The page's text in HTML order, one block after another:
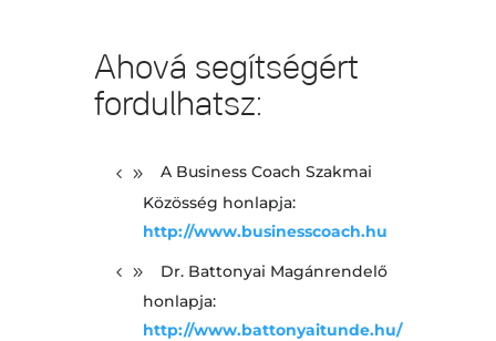
Ahová segítségért
fordulhatsz:
A Business Coach Szakmai
Közösség honlapja:
http://www.businesscoach.hu
Dr. Battonyai Magánrendelő
honlapja:
http://www.battonyaitunde.hu/